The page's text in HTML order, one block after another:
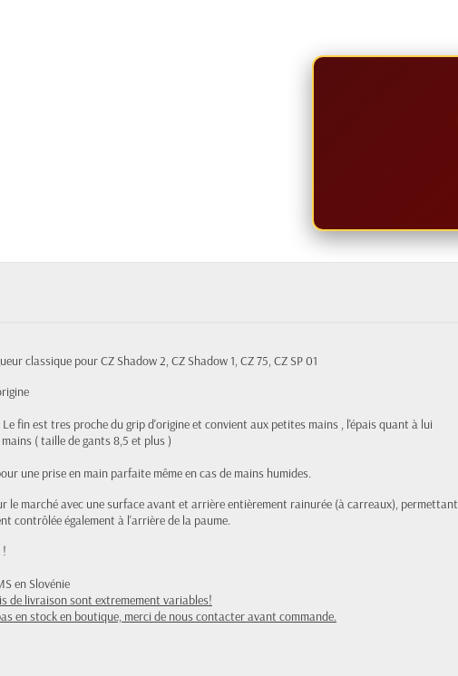
classique pour CZ Shadow 2, CZ Shadow 1, CZ 75, CZ SP 01
fin est tres proche du grip d'origine et convient aux petites mains , l'épais quant à lui
( taille de gants 8,5 et plus )
une prise en main parfaite même en cas de mains humides.
le marché avec une surface avant et arrière entièrement rainurée (à carreaux), permettant
contrôlée également à l'arrière de la paume.
!
en Slovénie
de livraison sont extremement variables!
en stock en boutique, merci de nous contacter avant commande.